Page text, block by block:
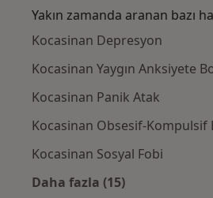
Yakın zamanda aranan bazı
Kocasinan Depresyon
Kocasinan Yaygın Anksiyete
Kocasinan Panik Atak
Kocasinan Obsesif-Kompulsif
Kocasinan Sosyal Fobi
Daha fazla (15)